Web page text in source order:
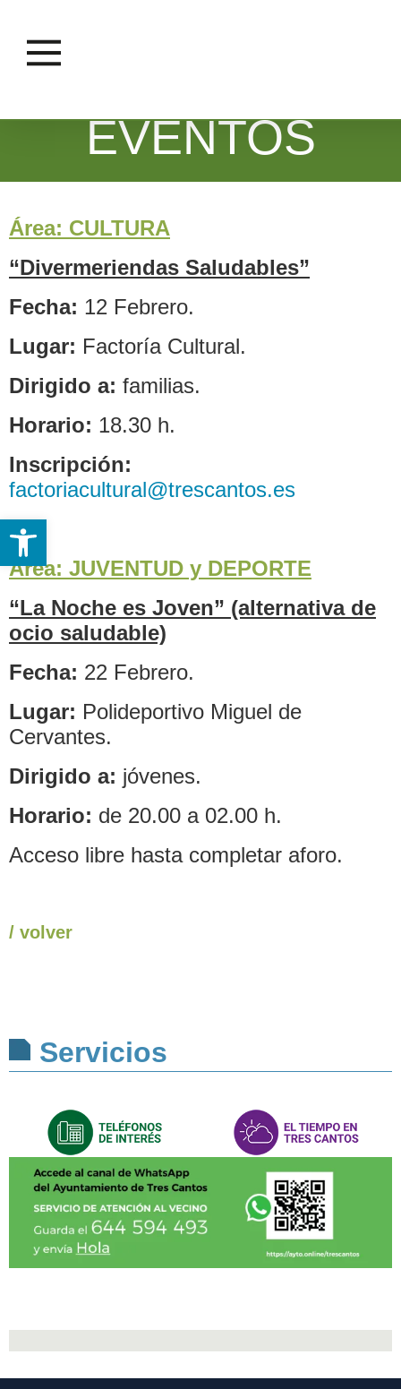
EVENTOS
Área: CULTURA
“Divermeriendas Saludables”
Fecha: 12 Febrero.
Lugar: Factoría Cultural.
Dirigido a: familias.
Horario: 18.30 h.
Inscripción:
factoriacultural@trescantos.es
Área: JUVENTUD y DEPORTE
“La Noche es Joven” (alternativa de
ocio saludable)
Fecha: 22 Febrero.
Lugar: Polideportivo Miguel de
Cervantes.
Dirigido a: jóvenes.
Horario: de 20.00 a 02.00 h.
Acceso libre hasta completar aforo.
/ volver
Servicios
Abrir barra de herramientas